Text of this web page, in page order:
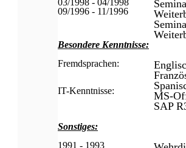
03/1998 - 04/1998
09/1996 - 11/1996
Besondere Kenntnisse:
Fremdsprachen:
IT-Kenntnisse:
MS-
SAP
Sonstiges:
1991 - 1993